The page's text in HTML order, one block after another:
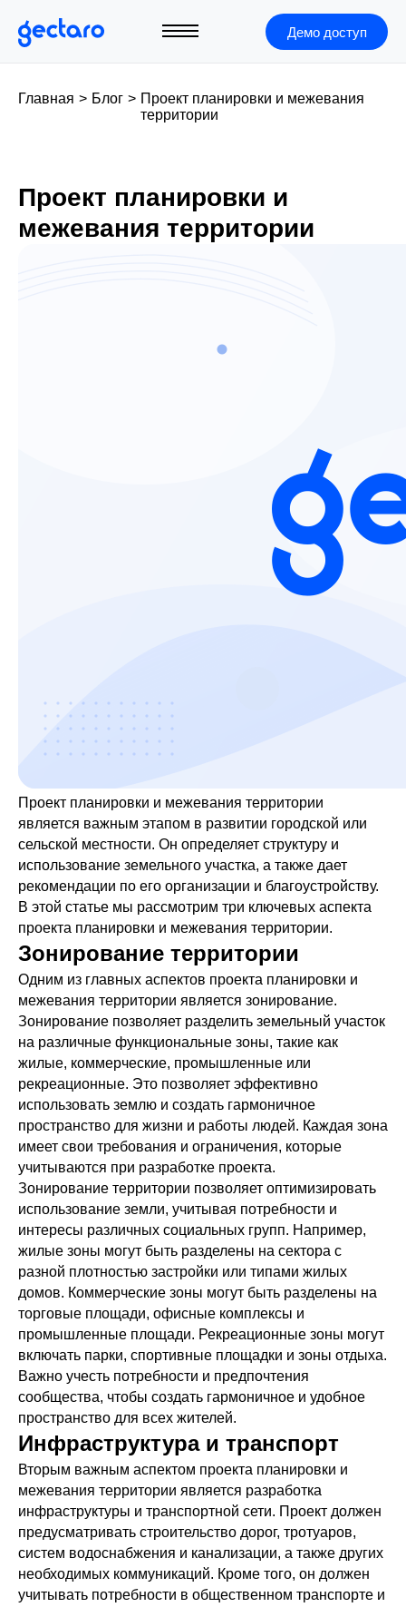
Демо доступ
Главная > Блог > Проект планировки и межевания
территории
Проект планировки и
межевания территории
Проект планировки и межевания территории
является важным этапом в развитии городской или
сельской местности. Он определяет структуру и
использование земельного участка, а также дает
рекомендации по его организации и благоустройству.
В этой статье мы рассмотрим три ключевых аспекта
проекта планировки и межевания территории.
Зонирование территории
Одним из главных аспектов проекта планировки и
межевания территории является зонирование.
Зонирование позволяет разделить земельный участок
на различные функциональные зоны, такие как
жилые, коммерческие, промышленные или
рекреационные. Это позволяет эффективно
использовать землю и создать гармоничное
пространство для жизни и работы людей. Каждая зона
имеет свои требования и ограничения, которые
учитываются при разработке проекта.
Зонирование территории позволяет оптимизировать
использование земли, учитывая потребности и
интересы различных социальных групп. Например,
жилые зоны могут быть разделены на сектора с
разной плотностью застройки или типами жилых
домов. Коммерческие зоны могут быть разделены на
торговые площади, офисные комплексы и
промышленные площади. Рекреационные зоны могут
включать парки, спортивные площадки и зоны отдыха.
Важно учесть потребности и предпочтения
сообщества, чтобы создать гармоничное и удобное
пространство для всех жителей.
Инфраструктура и транспорт
Вторым важным аспектом проекта планировки и
межевания территории является разработка
инфраструктуры и транспортной сети. Проект должен
предусматривать строительство дорог, тротуаров,
систем водоснабжения и канализации, а также других
необходимых коммуникаций. Кроме того, он должен
учитывать потребности в общественном транспорте и